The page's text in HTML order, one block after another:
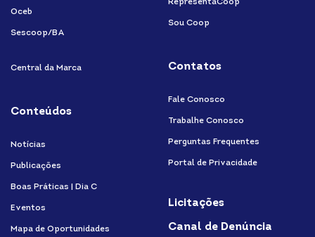
Oceb
Sescoop/BA
Central da Marca
Conteúdos
Notícias
Publicações
Boas Práticas | Dia C
Eventos
Mapa de Oportunidades
RepresentaCoop
Sou Coop
Contatos
Fale Conosco
Trabalhe Conosco
Perguntas Frequentes
Portal de Privacidade
Licitações
Canal de Denúncia